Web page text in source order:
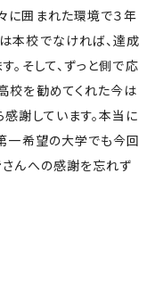
に囲まれた環境で３年
本校でなければ、達成
。そして、ずっと側で応
校を勧めてくれた今は
謝しています。本当に
一希望の大学でも今回
さんへの感謝を忘れず